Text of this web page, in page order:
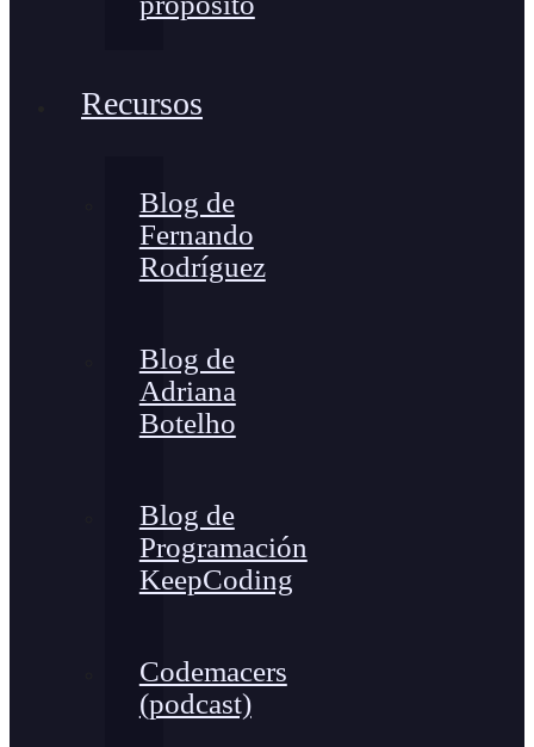
Recursos
Blog de
Fernando
Rodríguez
Blog de
Adriana
Botelho
Blog de
Programación
KeepCoding
Codemacers
(podcast)